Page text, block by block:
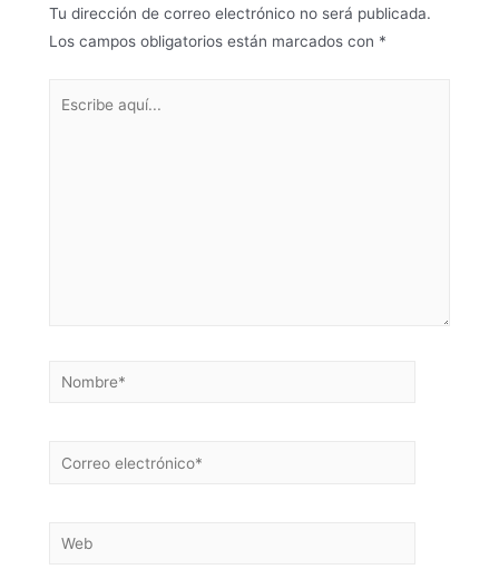
Tu dirección de correo electrónico no será publicada.
Los campos obligatorios están marcados con *